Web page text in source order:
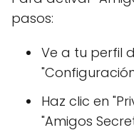
pasos:
Ve a tu perfil
Haz clic en
"Amigos